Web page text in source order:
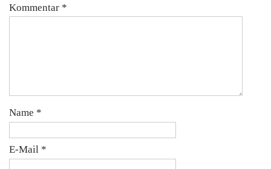
Kommentar *
Name *
E-Mail *